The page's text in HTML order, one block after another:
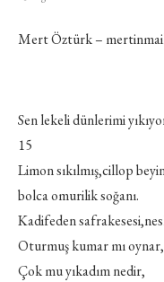
Mert Öztürk –
Sen lekeli dünlerimi
15
Limon sıkılmış,cillop
bolca omurilik soğanı.
Kadifeden
Oturmuş kumar mı
Çok mu yıkadım nedir,